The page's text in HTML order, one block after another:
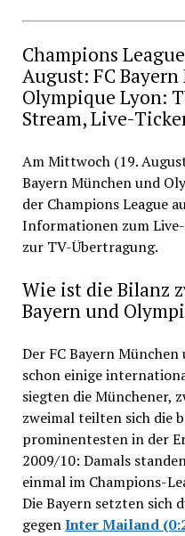
Champions
August: FC
Olympique Lyon:
Stream, Live-
Am Mittwoch (19.
Bayern München und
der Champions League
Informationen zum
zur TV-Übertragung.
Wie ist die Bilanz
Bayern und
Der FC Bayern
schon einige
siegten die Münchener,
zweimal teilten sich die
prominentesten in der
2009/10: Damals
einmal im Champions-
Die Bayern setzten sich
gegenInter Mailand